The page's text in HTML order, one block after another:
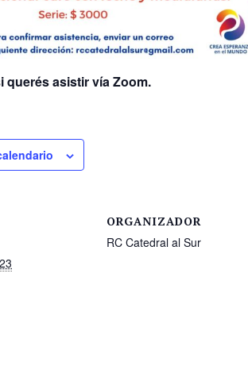
querés asistir vía Zoom.
ORGANIZADOR
RC Catedral al Sur